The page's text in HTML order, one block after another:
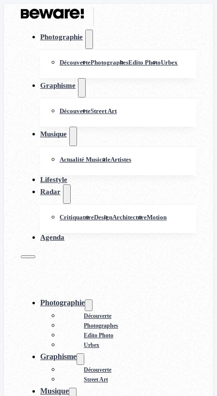
Photographie
DécouvertePhotographesEdito PhotoUrbex
Graphisme
DécouverteStreet Art
Musique
Actualité MusicaleArtistes
Lifestyle
Radar
CritiquatureDesignArchitectureMotion
Agenda
Photographie
Découverte
Photographes
Edito Photo
Urbex
Graphisme
Découverte
Street Art
Musique